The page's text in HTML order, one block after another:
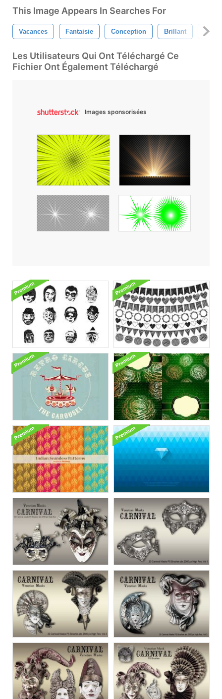
This Image Appears In Searches For
Vacances Fantaisie Conception Brillant
Les Utilisateurs Qui Ont Téléchargé Ce
Fichier Ont Également Téléchargé
Images sponsorisées